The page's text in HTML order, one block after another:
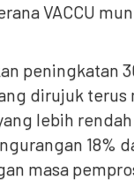
VACCU
dirujuk
lebih
18%
masa